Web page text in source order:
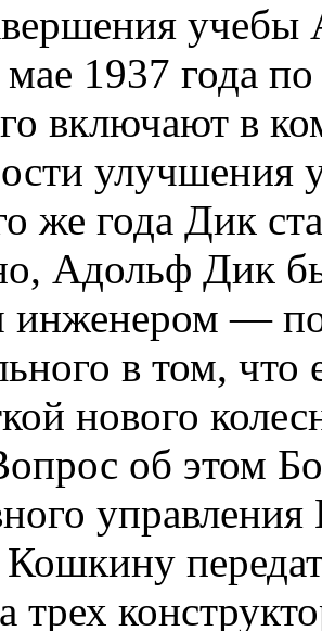
учебы
1937 года
включают в
улучшения
же года Дик
Адольф Дик
—
в том, что
нового
об этом
трех